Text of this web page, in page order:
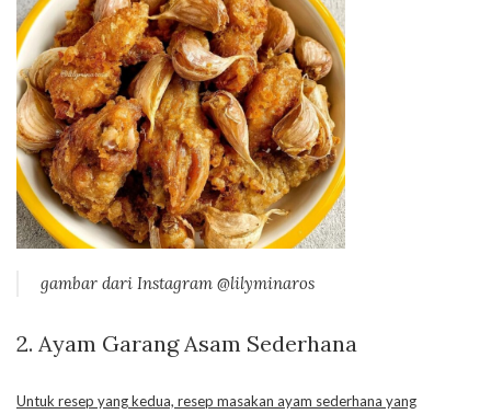
gambar dari Instagram @lilyminaros
2. Ayam Garang Asam Sederhana
Untuk resep yang kedua, resep masakan ayam sederhana yang